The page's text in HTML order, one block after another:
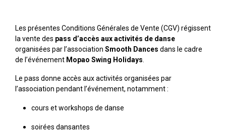
Les présentes Conditions Générales de Vente (CGV) régissent
la vente des pass d’accès aux activités de danse
organisées par l’association Smooth Dances dans le cadre
de l’événement Mopao Swing Holidays
Le pass donne accès aux activités organisées par
l’association pendant l’événement, notamment :
cours et workshops de danse
soirées dansantes